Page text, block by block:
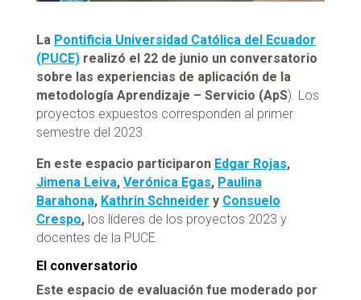
La Pontificia Universidad Católica del Ecuador
(PUCE)realizó el 22 de junio un conversatorio
sobre las experiencias de aplicación de la
metodología Aprendizaje – Servicio (ApS). Los
proyectos expuestos corresponden al primer
semestre del 2023.
En este espacio participaron Edgar Rojas,
Jimena Leiva, Verónica Egas, Paulina
Barahona, Kathrin Schneider y Consuelo
Crespo,los líderes de los proyectos 2023 y
docentes de la PUCE.
El conversatorio
Este espacio de evaluación fue moderado por